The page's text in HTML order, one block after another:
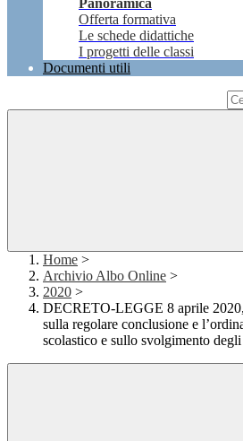
Panoramica
Offerta formativa
Le schede didattiche
I progetti delle classi
Documenti utili
Home >
Archivio Albo Online >
2020 >
DECRETO-LEGGE 8 aprile
sulla regolare conclusione e
scolastico e sullo svolgimento